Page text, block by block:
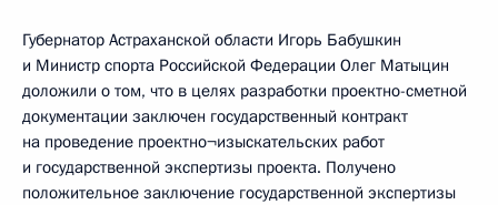
Губернатор Астраханской области Игорь Бабушкин
и Министр спорта Российской Федерации Олег Матыцин
доложили о том, что в целях разработки проектно-сметной
документации заключен государственный контракт
на проведение проектно¬изыскательских работ
и государственной экспертизы проекта. Получено
положительное заключение государственной экспертизы